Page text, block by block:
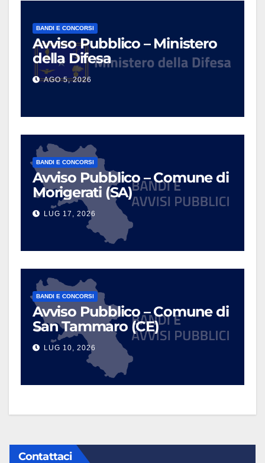
BANDI E CONCORSI
Avviso Pubblico – Ministero
della Difesa
AGO 5, 2026
BANDI E CONCORSI
Avviso Pubblico – Comune di
Morigerati (SA)
LUG 17, 2026
BANDI E CONCORSI
Avviso Pubblico – Comune di
San Tammaro (CE)
LUG 10, 2026
Contattaci